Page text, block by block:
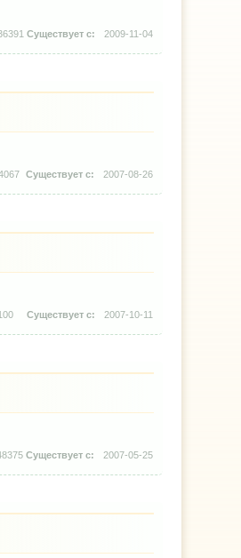
2009-11-04
2007-08-26
2007-10-11
2007-05-25